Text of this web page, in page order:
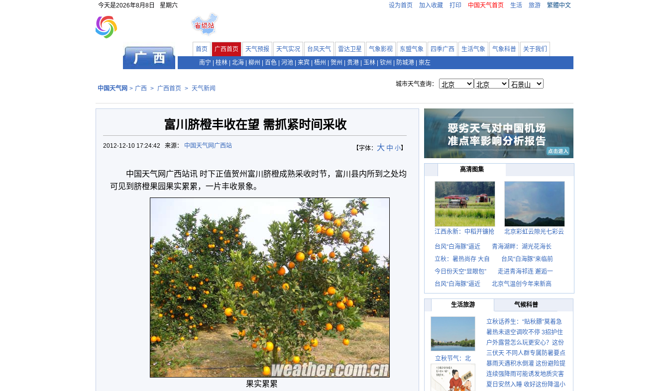
今天是2026年8月8日 星期六 设为首页 加入收藏 打印 中国天气首页 生活 旅游 繁體中文
首页 广西首页 天气预报 天气实况 台风天气 雷达卫星 气象影视 东盟气象 四季广西 生活气象 气象科普
关于我们
南宁
桂林 北海 柳州 百色 河池 来宾 梧州 贺州 贵港 玉林 钦州 防城港 崇左
中国天气网 > 广西 > 广西首页 > 天气新闻
城市天气查询：
富川脐橙丰收在望 需抓紧时间采收
【字体： 大 中 小】
2012-12-10 17:24:42 来源： 中国天气网广西站
中国天气网广西站讯 时下正值贺州富川脐橙成熟采收时节，富川县内所到之处均
可见到脐橙果园果实累累，一片丰收景象。
果实累累
高清图集
江西永新：中稻开镰抢 北京彩虹云隙光七彩云
台风“白海豚”逼近
青海湖畔：湖光花海长
立秋：暑热尚存 大自
台风“白海豚”来临前
今日份天空“显眼包”
走进青海祁连 邂逅一
台风“白海豚”逼近
北京气温创今年来新高
生活旅游 气候科普
立秋节气：北
立秋话养生：“贴秋膘”莫着急
先清暑再防燥
暑热未退空调吹不停 3招护住
肩颈不酸痛
户外露营怎么玩更安心？这份
攻略请收好
三伏天 不同人群专属防暑要点
请收好
暴雨天遇积水倒灌 这份避险提
示请收好
连续强降雨可能诱发地质灾害
这些前兆要知道
夏日安然入睡 收好这份降温小